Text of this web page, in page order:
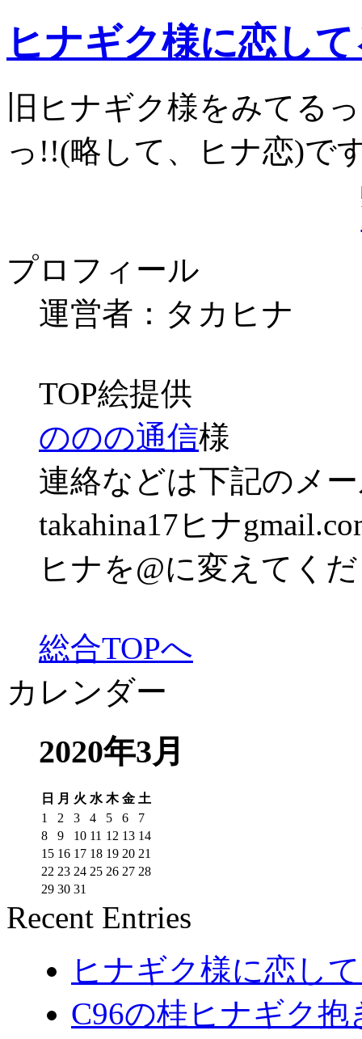
ヒナギク様に恋し
旧ヒナギク様をみてる
っ!!(略して、ヒナ恋)で
プロフィール
運営者：タカヒナ
TOP絵提供
ののの通信様
連絡などは下記のメ
takahina17ヒナ
ヒナを@に変えてく
総合TOPへ
カレンダー
2020年3月
日 月 火 水 木 金 土
1
2 3 4 5 6
7
8
9 10 11 12 13 14
15 16 17 18 19 20 21
22 23 24 25 26 27 28
29 30 31
Recent Entries
ヒナギク様に恋し
C96の桂ヒナギク